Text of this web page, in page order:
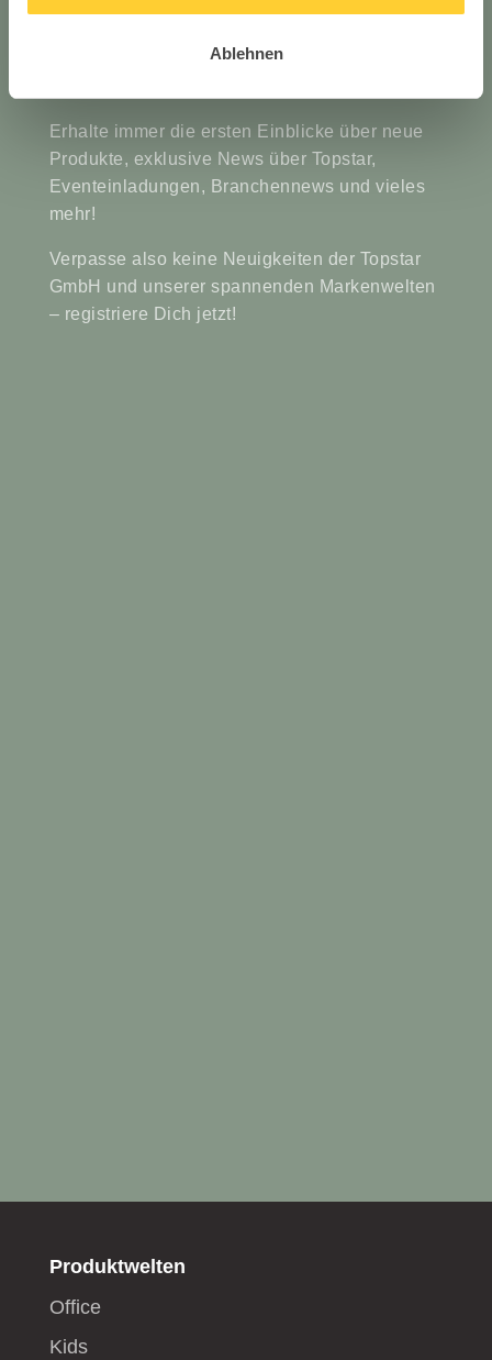
Ablehnen
Bleibe up to date mit den
#topstarnews
Erhalte immer die ersten Einblicke über neue
Produkte, exklusive News über Topstar,
Eventeinladungen, Branchennews und vieles
mehr!
Verpasse also keine Neuigkeiten der Topstar
GmbH und unserer spannenden Markenwelten
– registriere Dich jetzt!
Produktwelten
Office
Kids